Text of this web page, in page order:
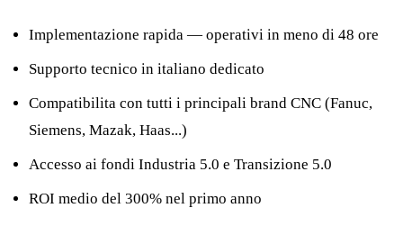
Implementazione rapida — operativi in meno di 48 ore
Supporto tecnico in italiano dedicato
Compatibilita con tutti i principali brand CNC (Fanuc,
Siemens, Mazak, Haas...)
Accesso ai fondi Industria 5.0 e Transizione 5.0
ROI medio del 300% nel primo anno